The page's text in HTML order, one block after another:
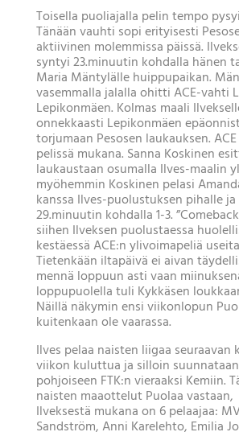
Toisella puoliajalla pelin tempo
Tänään vauhti sopi erityisesti
aktiivinen molemmissa päissä.
syntyi 23.minuutin kohdalla hänen
Maria Mäntylälle huippupaikan.
vasemmalla jalalla ohitti ACE-vahti
Lepikonmäen. Kolmas maali
onnekkaasti Lepikonmäen
torjumaan Pesosen laukauksen.
pelissä mukana. Sanna Koskinen
laukaustaan osumalla Ilves-maalin
myöhemmin Koskinen pelasi
kanssa Ilves-puolustuksen pihalle
29.minuutin kohdalla 1-3.
siihen Ilveksen puolustaessa
kestäessä ACE:n ylivoimapeliä
Tietenkään iltapäivä ei aivan
mennä loppuun asti vaan
loppupuolella tuli Kykkäsen
Näillä näkymin ensi viikonlopun
kuitenkaan ole vaarassa.
Ilves pelaa naisten liigaa seuraavan
viikon kuluttua ja silloin
pohjoiseen FTK:n vieraaksi Kemiin.
naisten maaottelut Puolaa vastaan,
Ilveksestä mukana on 6 pelaajaa:
Sandström, Anni Karelehto, Emilia